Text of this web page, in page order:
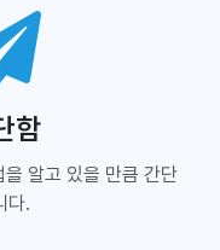
함
알고 있을 만큼 간단
다.